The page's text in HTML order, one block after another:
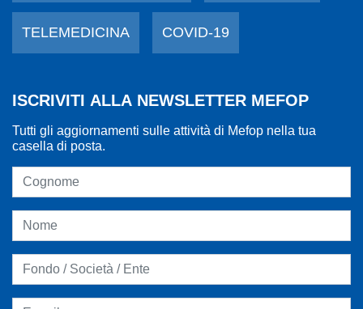
TELEMEDICINA COVID-19
ISCRIVITI ALLA NEWSLETTER MEFOP
Tutti gli aggiornamenti sulle attività di Mefop nella tua
casella di posta.